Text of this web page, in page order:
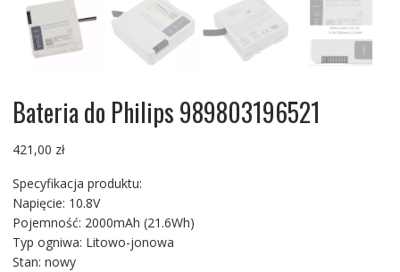
Bateria do Philips 989803196521
421,00 zł
Specyfikacja produktu:
Napięcie: 10.8V
Pojemność: 2000mAh (21.6Wh)
Typ ogniwa: Litowo-jonowa
Stan: nowy